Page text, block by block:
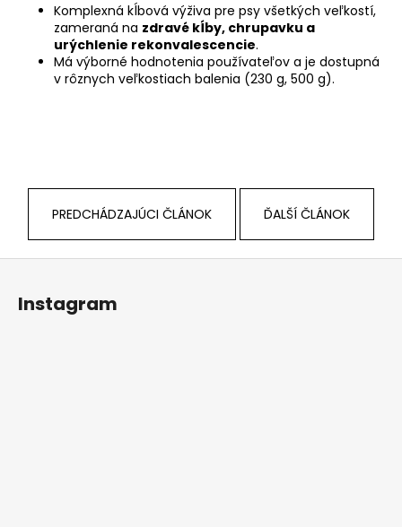
Komplexná kĺbová výživa pre psy všetkých veľkostí,
zameraná na zdravé kĺby, chrupavku a
urýchlenie rekonvalescencie.
Má výborné hodnotenia používateľov a je dostupná
v rôznych veľkostiach balenia (230 g, 500 g).
PREDCHÁDZAJÚCI ČLÁNOK ĎALŠÍ ČLÁNOK
Z
Instagram